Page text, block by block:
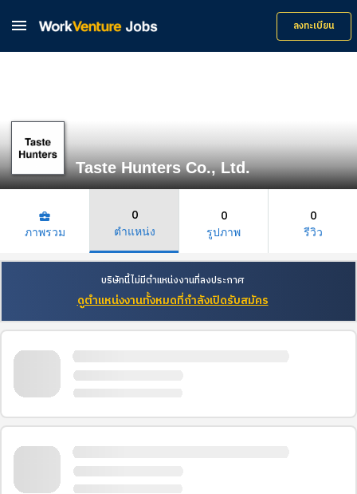
 ลงทะเบียน
Taste Hunters Co., Ltd.
business_center
ภาพรวม
0
ตำแหน่ง
0
รูปภาพ
0
รีวิว
บริษัทนี้ไม่มีตำแหน่งงานที่ลงประกาศ
ดูตำแหน่งงานทั้งหมดที่กำลังเปิดรับสมัคร